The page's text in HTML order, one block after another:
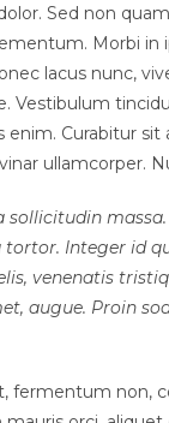
Sed non
Morbi in
lacus nunc,
Vestibulum
enim. Curabitur
ullamcorper.
sollicitudin massa.
tortor. Integer id
venenatis
augue. Proin
fermentum non,